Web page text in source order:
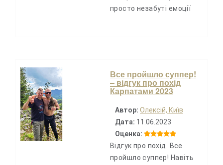
просто незабуті емоції
Все пройшло суппер!
– відгук про похід
Карпатами 2023
Автор: Олексій, Київ
Дата: 11.06.2023
Оценка:
Відгук про похід. Все
пройшло суппер! Навіть